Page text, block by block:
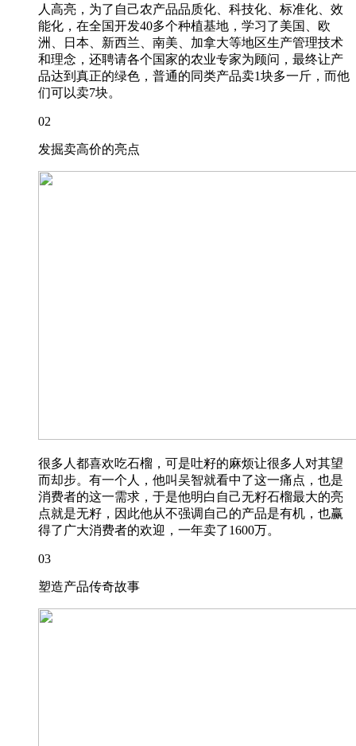
人高亮，为了自己农产品品质化、科技化、标准化、效
能化，在全国开发40多个种植基地，学习了美国、欧
洲、日本、新西兰、南美、加拿大等地区生产管理技术
和理念，还聘请各个国家的农业专家为顾问，最终让产
品达到真正的绿色，普通的同类产品卖1块多一斤，而他
们可以卖7块。
02
发掘卖高价的亮点
很多人都喜欢吃石榴，可是吐籽的麻烦让很多人对其望
而却步。有一个人，他叫吴智就看中了这一痛点，也是
消费者的这一需求，于是他明白自己无籽石榴最大的亮
点就是无籽，因此他从不强调自己的产品是有机，也赢
得了广大消费者的欢迎，一年卖了1600万。
03
塑造产品传奇故事